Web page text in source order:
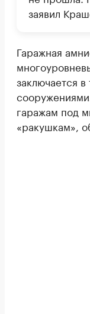
заявил
Гаражная
заключается
гаражам под
«ракушкам»,